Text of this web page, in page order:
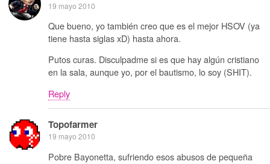
19 mayo 2010
Que bueno, yo también creo que es el mejor HSOV (ya
tiene hasta siglas xD) hasta ahora.
Putos curas. Disculpadme si es que hay algún cristiano
en la sala, aunque yo, por el bautismo, lo soy (SHIT).
Reply
Topofarmer
19 mayo 2010
Pobre Bayonetta, sufriendo esos abusos de pequeña